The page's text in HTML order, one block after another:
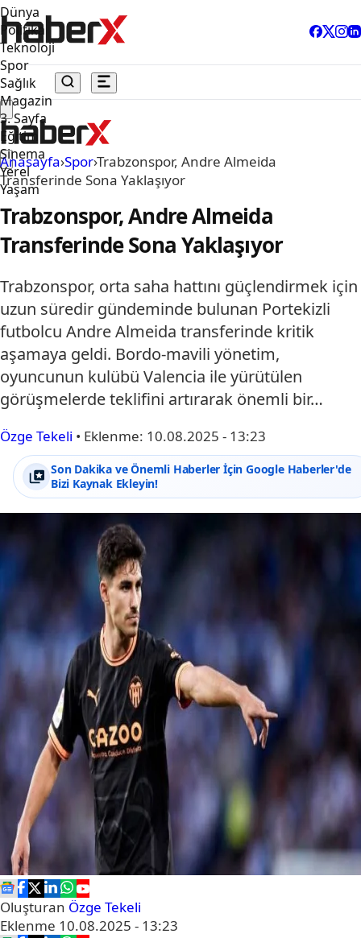
Dünya
Politika
Teknoloji
Spor
Sağlık
Magazin
3. Sayfa
Eğitim
Sinema
Yerel
Yaşam
Anasayfa›Spor›Trabzonspor, Andre Almeida
Transferinde Sona Yaklaşıyor
Trabzonspor, Andre Almeida
Transferinde Sona Yaklaşıyor
Trabzonspor, orta saha hattını güçlendirmek için
uzun süredir gündeminde bulunan Portekizli
futbolcu Andre Almeida transferinde kritik
aşamaya geldi. Bordo-mavili yönetim,
oyuncunun kulübü Valencia ile yürütülen
görüşmelerde teklifini artırarak önemli bir…
Özge Tekeli • Eklenme: 10.08.2025 - 13:23
Son Dakika ve Önemli Haberler İçin Google Haberler'de
Bizi Kaynak Ekleyin!
Oluşturan Özge Tekeli
Eklenme 10.08.2025 - 13:23